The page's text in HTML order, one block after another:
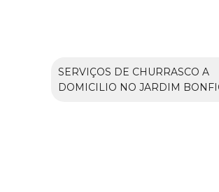
SERVIÇOS DE CHURRASCO A
DOMICILIO NO JARDIM